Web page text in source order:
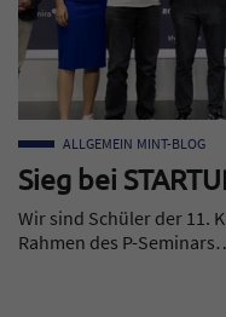
Sieg bei
ALLGEMEIN MINT-BLOG
Wir sind Schüler der 11.
Rahmen des P-